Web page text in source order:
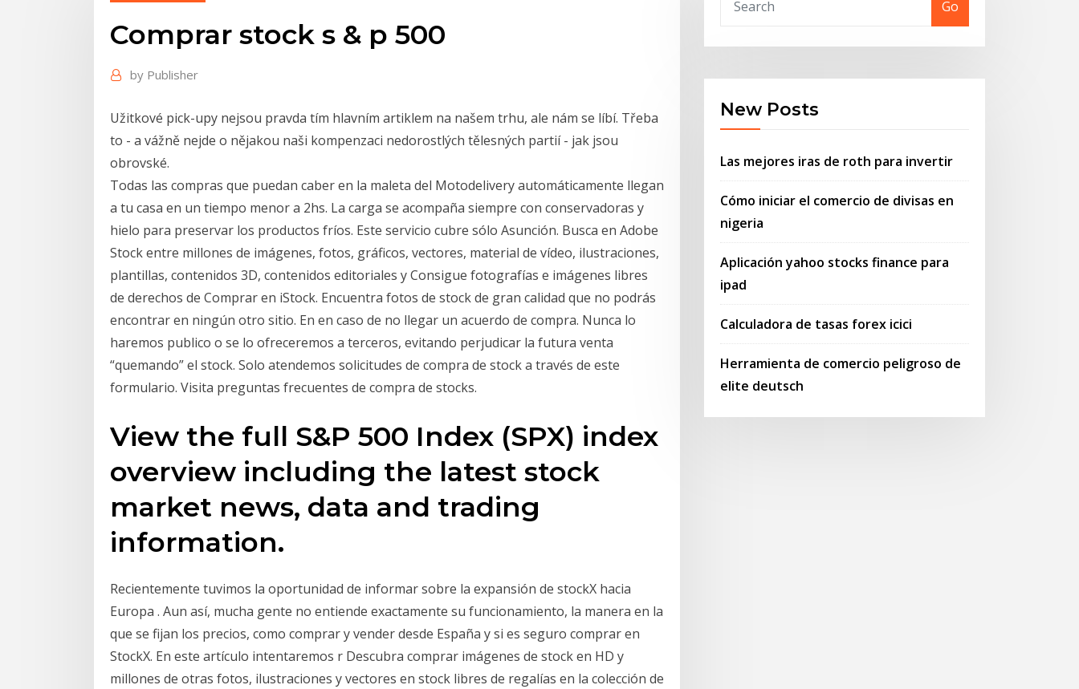
Comprar stock s & p 500
by Publisher
Užitkové pick-upy nejsou pravda tím hlavním artiklem na našem trhu, ale nám se líbí. Třeba
to - a vážně nejde o nějakou naši kompenzaci nedorostlých tělesných partií - jak jsou
obrovské.
Todas las compras que puedan caber en la maleta del Motodelivery automáticamente llegan
a tu casa en un tiempo menor a 2hs. La carga se acompaña siempre con conservadoras y
hielo para preservar los productos fríos. Este servicio cubre sólo Asunción. Busca en Adobe
Stock entre millones de imágenes, fotos, gráficos, vectores, material de vídeo, ilustraciones,
plantillas, contenidos 3D, contenidos editoriales y Consigue fotografías e imágenes libres
de derechos de Comprar en iStock. Encuentra fotos de stock de gran calidad que no podrás
encontrar en ningún otro sitio. En en caso de no llegar un acuerdo de compra. Nunca lo
haremos publico o se lo ofreceremos a terceros, evitando perjudicar la futura venta
“quemando” el stock. Solo atendemos solicitudes de compra de stock a través de este
formulario. Visita preguntas frecuentes de compra de stocks.
View the full S&P 500 Index (SPX) index
overview including the latest stock
market news, data and trading
information.
Recientemente tuvimos la oportunidad de informar sobre la expansión de stockX hacia
Europa . Aun así, mucha gente no entiende exactamente su funcionamiento, la manera en la
que se fijan los precios, como comprar y vender desde España y si es seguro comprar en
StockX. En este artículo intentaremos r Descubra comprar imágenes de stock en HD y
millones de otras fotos, ilustraciones y vectores en stock libres de regalías en la colección de
Go
New Posts
Las mejores iras de roth para invertir
Cómo iniciar el comercio de divisas en
nigeria
Aplicación yahoo stocks finance para
ipad
Calculadora de tasas forex icici
Herramienta de comercio peligroso de
elite deutsch